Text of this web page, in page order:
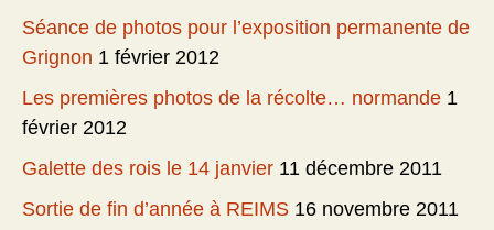
Séance de photos pour l’exposition permanente de
Grignon 1 février 2012
Les premières photos de la récolte… normande 1
février 2012
Galette des rois le 14 janvier 11 décembre 2011
Sortie de fin d’année à REIMS 16 novembre 2011